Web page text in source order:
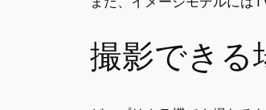
撮影できる